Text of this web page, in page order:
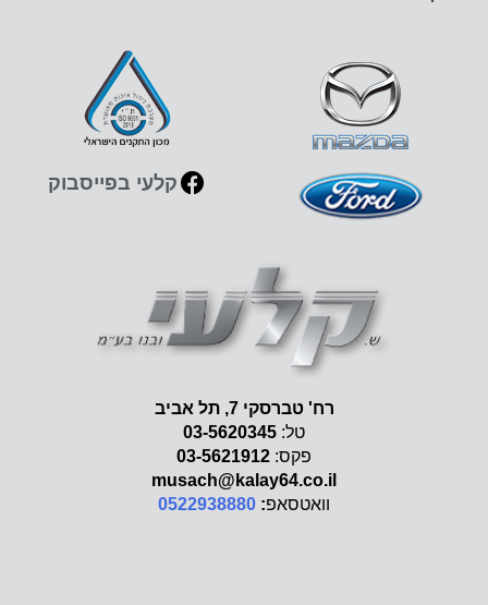
קלעי בפייסבוק
רח' טברסקי 7, תל אביב
טל: 03-5620345
פקס: 03-5621912
musach@kalay64.co.il
וואטסאפ:
0522938880